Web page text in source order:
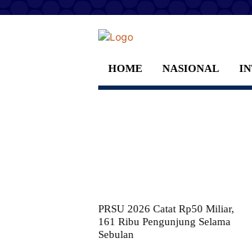
HOME NASIONAL
PRSU 2026 Catat Rp50 Miliar,
161 Ribu Pengunjung Selama
Sebulan